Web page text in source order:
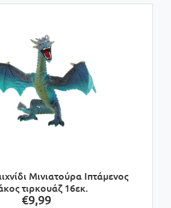
Μινιατούρα Ιπτάμενος
τιρκουάζ 16εκ.
€9,99